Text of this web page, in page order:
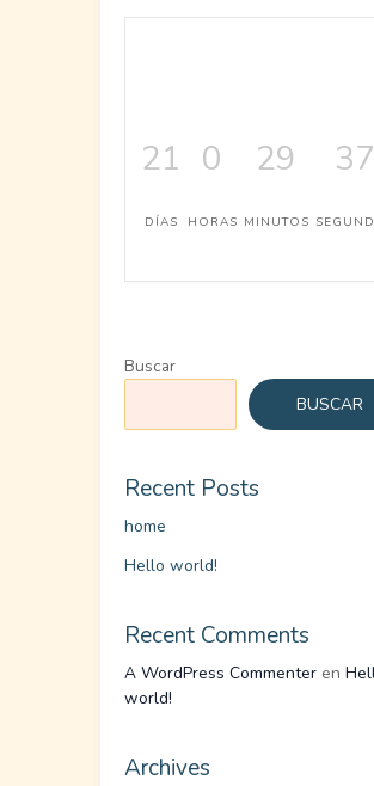
21
DÍAS
0
HORAS
29
MINUTOS
37
Buscar
BUSCAR
Recent Posts
home
Hello world!
Recent Comments
A WordPress Commenter en
world!
Archives